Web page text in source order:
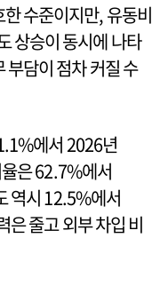
수준이지만, 유동비
상승이 동시에 나타
부담이 점차 커질 수
에서 2026년
은 62.7%에서
역시 12.5%에서
은 줄고 외부 차입 비